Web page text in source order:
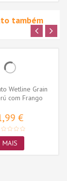
também
Wetline Grain
com Frango
€
MAIS